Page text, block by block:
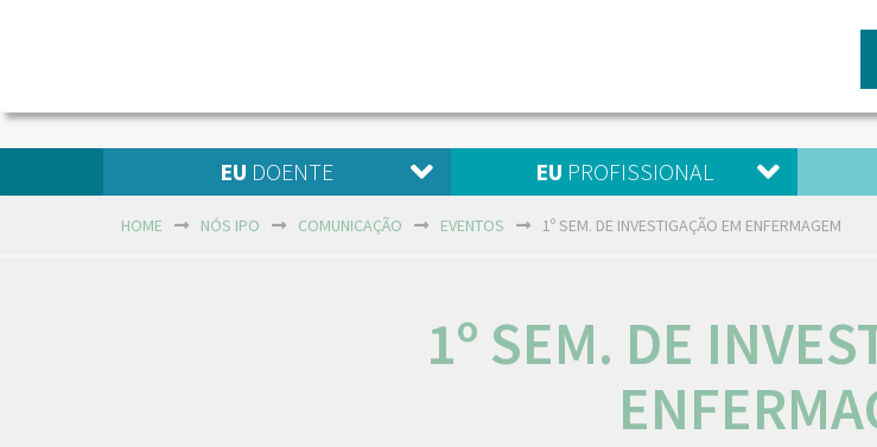
EU DOENTE EU PROFISSIONAL
HOME NÓS IPO COMUNICAÇÃO EVENTOS 1º SEM. DE INVESTIGAÇÃO EM ENFERMAGEM
1º SEM. DE